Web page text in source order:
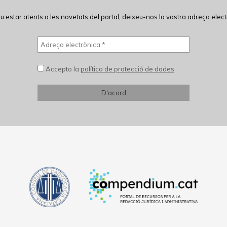
estar atents a les novetats del portal, deixeu-nos la vostra adreça
Accepto la política de protecció de dades